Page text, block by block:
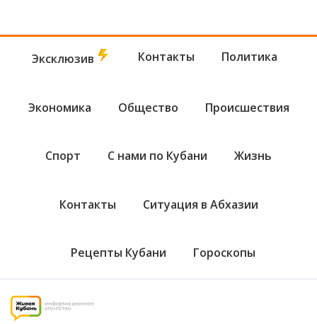
Эксклюзив Контакты Политика
Экономика Общество Происшествия
Спорт С нами по Кубани Жизнь
Контакты Ситуация в Абхазии
Рецепты Кубани Гороскопы